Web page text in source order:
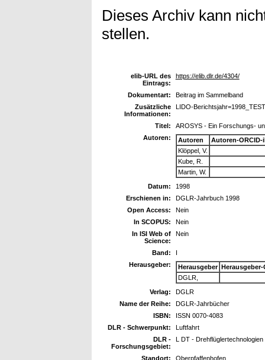
Dieses Archiv kann
stellen.
elib-URL des
Eintrags:
https://elib.dlr.de/4304/
Dokumentart:
Beitrag im Sammelband
Zusätzliche
Informationen:
LIDO-
Titel:
AROSYS - Ein Forschungs-
Autoren:
Autoren
Autoren-ORCID-
Klöppel, V.
Kube, R.
Martin, W.
Datum:
1998
Erschienen in:
DGLR-Jahrbuch 1998
Open Access:
Nein
In SCOPUS:
Nein
In ISI Web of
Science:
Nein
Band:
I
Herausgeber:
Herausgeber Herausgeber-
DGLR,
Verlag:
DGLR
Name der Reihe:
DGLR-Jahrbücher
ISBN:
ISSN 0070-4083
DLR - Schwerpunkt:
Luftfahrt
DLR -
Forschungsgebiet:
L DT - Drehflüglertechnologien
Standort:
Oberpfaffenhofen